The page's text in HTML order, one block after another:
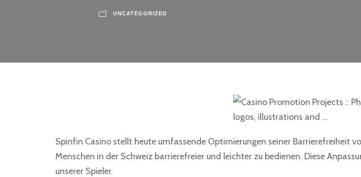
UNCATEGORIZED
Spinfin Casino stellt heute umfassende Optimierungen seiner Barrierefreiheit
Menschen in der Schweiz barrierefreier und leichter zu bedienen. Diese
unserer Spieler.